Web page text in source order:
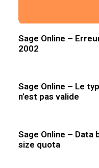
Sage Online –
2002
Sage Online – Le
n’est pas valide
Sage Online – Data
size quota